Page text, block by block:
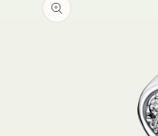
información